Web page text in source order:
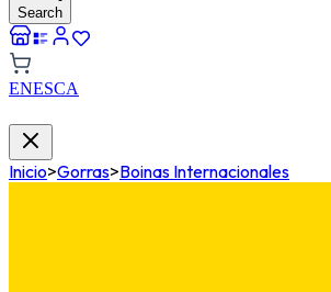
Search
ENESCA
Inicio>Gorras>Boinas Internacionales